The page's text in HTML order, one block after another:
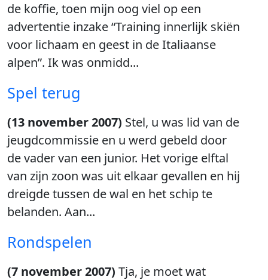
de koffie, toen mijn oog viel op een
advertentie inzake “Training innerlijk skiën
voor lichaam en geest in de Italiaanse
alpen”. Ik was onmidd...
Spel terug
(13 november 2007) Stel, u was lid van de
jeugdcommissie en u werd gebeld door
de vader van een junior. Het vorige elftal
van zijn zoon was uit elkaar gevallen en hij
dreigde tussen de wal en het schip te
belanden. Aan...
Rondspelen
(7 november 2007) Tja, je moet wat